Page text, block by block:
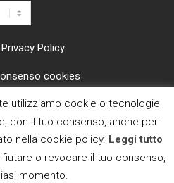
Policy
cookies
ANCHE SU
utilizziamo cookie o tecnologie
con il tuo consenso, anche per
nella cookie policy. Leggi tutto
o revocare il tuo consenso,
momento.